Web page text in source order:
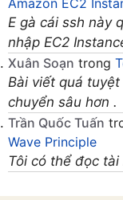
E gà cái ssh này
nhập EC2
Xuân Soạn trong
Bài viết quá
chuyển sâu hơn .
Trần Quốc Tuấn
Wave Principle
Tôi có thể đọc